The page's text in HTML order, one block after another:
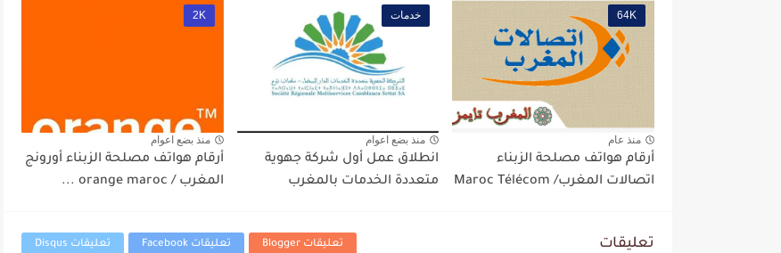
64K
منذ عام
أرقام هواتف مصلحة الزبناء
اتصالات المغرب/ Maroc Télécom
خدمات
منذ بضع اعوام
انطلاق عمل أول شركة جهوية
متعددة الخدمات بالمغرب
2K
منذ بضع اعوام
أرقام هواتف مصلحة الزبناء أورونج
المغرب / orange maroc ...
تعليقات تعليقات Blogger تعليقات Facebook تعليقات Disqus